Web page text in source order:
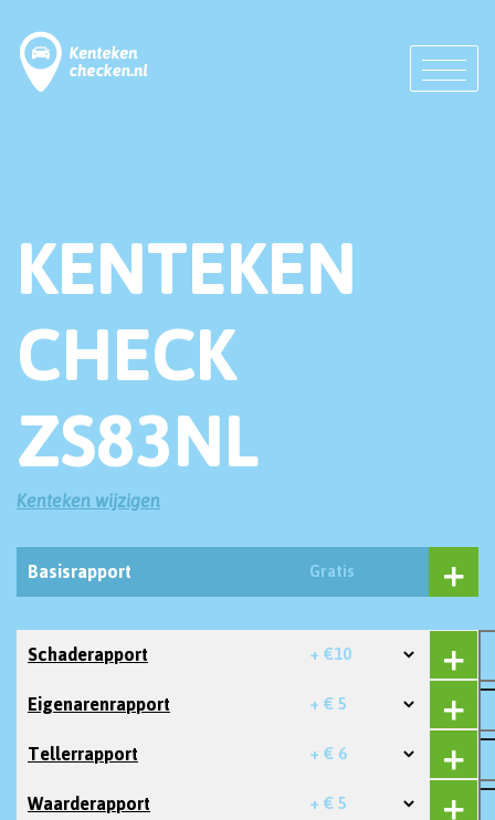
KENTEKEN
CHECK
ZS83NL
Kenteken wijzigen
Basisrapport Gratis
Schaderapport + €10
Eigenarenrapport + € 5
Tellerrapport + € 6
Waarderapport + € 5